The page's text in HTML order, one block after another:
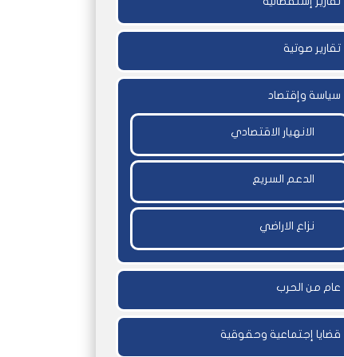
تقارير صوتية
سياسة وإقتصاد
الانهيار الاقتصادي
الدعم السريع
نزاع الاراضي
عام من الحرب
قضايا إجتماعية وحقوقية